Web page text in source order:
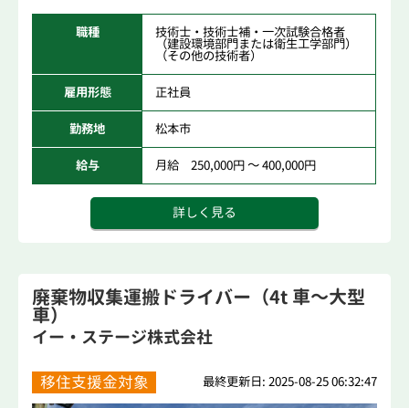
職種 技術士・技術士補・一次試験合格者
（建設環境部門または衛生工学部門）
（その他の技術者）
雇用形態 正社員
勤務地 松本市
給与 月給 250,000円 ～ 400,000円
詳しく見る
廃棄物収集運搬ドライバー（4t 車～大型
車）
イー・ステージ株式会社
移住支援金対象 最終更新日: 2025-08-25 06:32:47